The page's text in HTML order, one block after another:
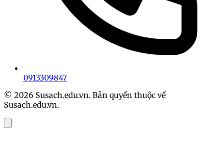
0913309847
© 2026 Susach.edu.vn. Bản quyền thuộc về
Susach.edu.vn.